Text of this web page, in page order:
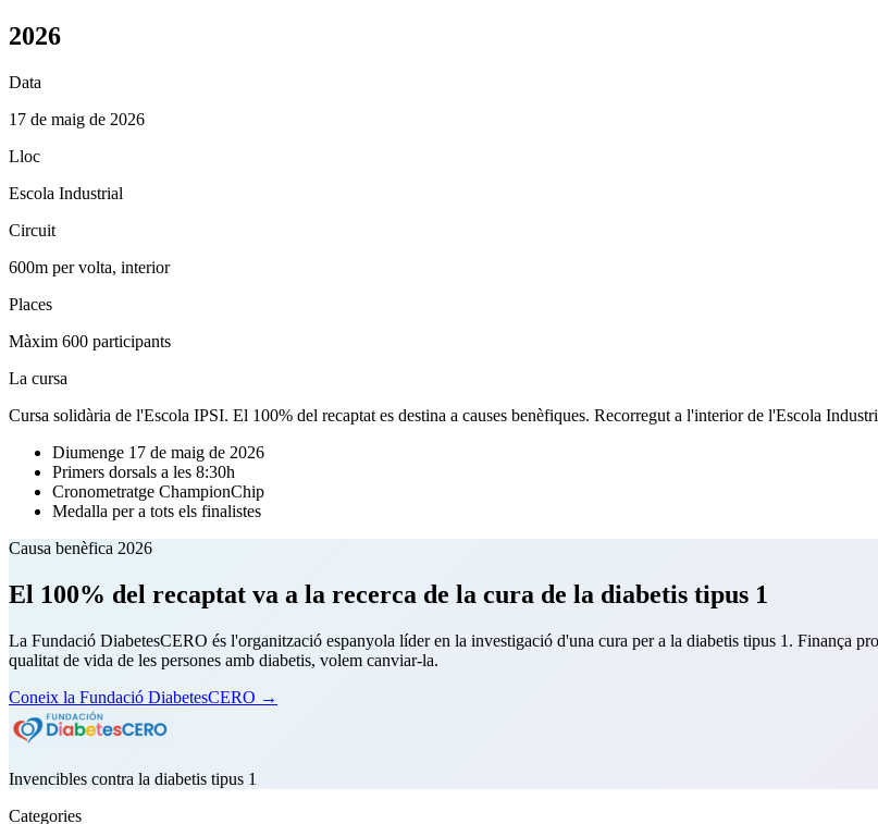
2026
Data
17 de maig de 2026
Lloc
Escola Industrial
Circuit
600m per volta, interior
Places
Màxim 600 participants
La cursa
Cursa solidària de l'Escola IPSI. El 100% del recaptat es destina a causes benèfiques. Recorregut a l'interior de l'Escola
Diumenge 17 de maig de 2026
Primers dorsals a les 8:30h
Cronometratge ChampionChip
Medalla per a tots els finalistes
Causa benèfica 2026
El 100% del recaptat va a la recerca de la cura de la diabetis tipus 1
La Fundació DiabetesCERO és l'organització espanyola líder en la investigació d'una cura per a la diabetis tipus 1. Finança
qualitat de vida de les persones amb diabetis, volem canviar-la.
Coneix la Fundació DiabetesCERO →
Invencibles contra la diabetis tipus 1
Categories